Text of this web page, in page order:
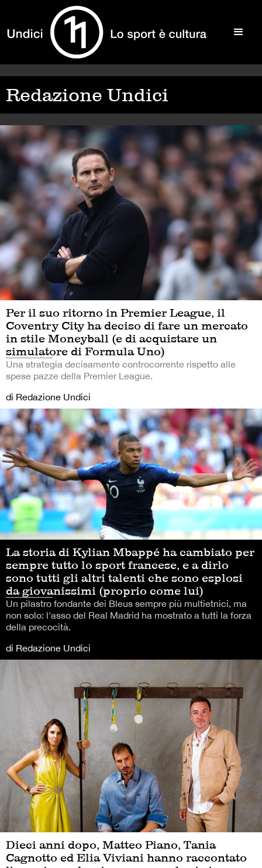
Redazione Undici
Per il suo ritorno in Premier League, il
Coventry City ha deciso di fare un mercato
in stile Moneyball (e di acquistare un
simulatore di Formula Uno)
Una strategia decisamente controcorrente rispetto alle
spese pazze della Premier League.
di Redazione Undici
La storia di Kylian Mbappé ha cambiato per
sempre tutto lo sport francese, e a dirlo
sono tutti gli altri talenti che sono esplosi
da giovanissimi (proprio come lui)
Un pilastro fondante dei Bleus sempre più multietnici, ma
non solo: l'asso del Real Madrid ha mostrato a tutti la forza
della precocità.
di Redazione Undici
Dieci anni dopo, Matteo Piano, Tania
Cagnotto ed Elia Viviani hanno raccontato